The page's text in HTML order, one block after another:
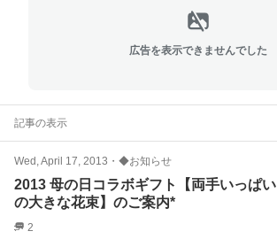
広告を表示できませんでした
記事の表示
Wed, April 17, 2013 ・ ◆お知らせ
2013 母の日コラボギフト【両手いっぱい
の大きな花束】のご案内*
2